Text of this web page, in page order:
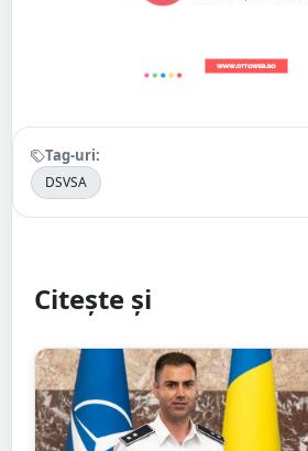
Tag-uri:
DSVSA
Citește și